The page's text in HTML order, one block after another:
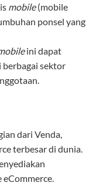
mobile(mobile
ponsel yang
ini dapat
berbagai sektor
dari Venda,
terbesar di dunia.